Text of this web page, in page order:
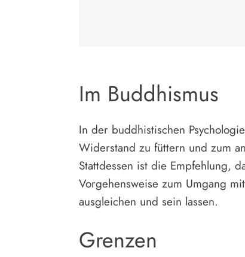
Im Buddhismus
In der buddhistischen
Widerstand zu füttern und zum
Stattdessen ist die Empfehlung,
Vorgehensweise zum Umgang
ausgleichen und sein lassen.
Grenzen